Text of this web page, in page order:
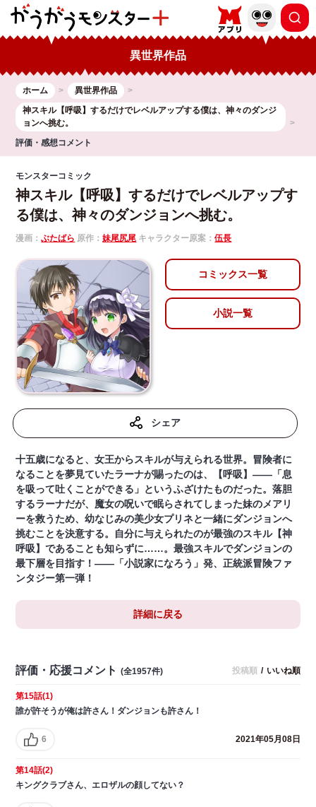
異世界作品
ホーム
異世界作品
神スキル【呼吸】するだけでレベルアップする僕は、神々のダンジ
ョンへ挑む。
評価・感想コメント
モンスターコミック
神スキル【呼吸】するだけでレベルアップす
る僕は、神々のダンジョンへ挑む。
漫画：ぶたばら 原作：妹尾尻尾 キャラクター原案：伍長
コミックス一覧
小説一覧
シェア
十五歳になると、女王からスキルが与えられる世界。冒険者に
なることを夢見ていたラーナが賜ったのは、【呼吸】――「息
を吸って吐くことができる」というふざけたものだった。落胆
するラーナだが、魔女の呪いで眠らされてしまった妹のメアリ
ーを救うため、幼なじみの美少女プリネと一緒にダンジョンへ
挑むことを決意する。自分に与えられたのが最強のスキル【神
呼吸】であることも知らずに……。最強スキルでダンジョンの
最下層を目指す！――「小説家になろう」発、正統派冒険ファ
ンタジー第一弾！
詳細に戻る
評価・応援コメント (全1957件) 投稿順 / いいね順
第15話(1)
誰が許そうが俺は許さん！ダンジョンも許さん！
6 2021年05月08日
第14話(2)
キングクラブさん、エロザルの顔してない？